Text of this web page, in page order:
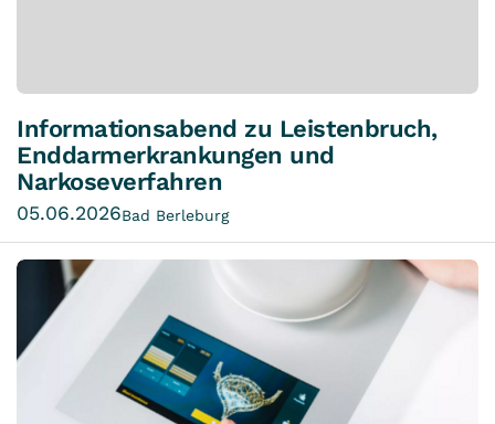
Informationsabend zu Leistenbruch,
Enddarmerkrankungen und
Narkoseverfahren
05.06.2026Bad Berleburg